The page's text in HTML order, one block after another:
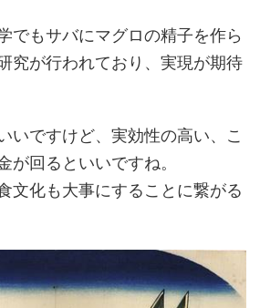
でもサバにマグロの精子を作ら
究が行われており、実現が期待
いですけど、実効性の高い、こ
が回るといいですね。
文化も大事にすることに繋がる